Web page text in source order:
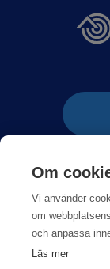
Om
Vi använder
om
och anpassa
Läs mer